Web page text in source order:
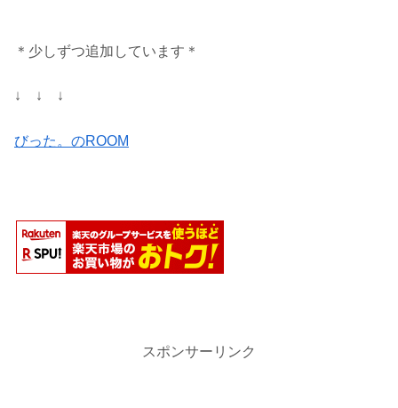
＊少しずつ追加しています＊
↓ ↓ ↓
びった。のROOM
スポンサーリンク